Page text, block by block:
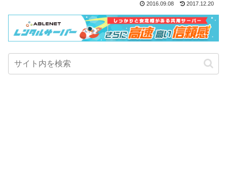
2016.09.08 2017.12.20